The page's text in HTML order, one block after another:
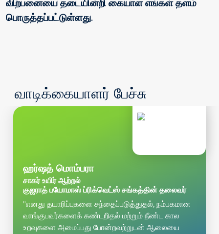
விற்பனையை தடையின்றி கையாள எங்கள் தளம்
பொருத்தப்பட்டுள்ளது.
வாடிக்கையாளர் பேச்சு
ஹர்ஷத் மொம்பரா
சாகர் உயிர் ஆற்றல்
குஜராத் பயோமாஸ் ப்ரிக்வெட்ஸ் சங்கத்தின் தலைவர்
"எனது தயாரிப்புகளை சந்தைப்படுத்துதல், நம்பகமான
வாங்குபவர்களைக் கண்டறிதல் மற்றும் நீண்ட கால
உறவுகளை அமைப்பது போன்றவற்றுடன் ஆலையை